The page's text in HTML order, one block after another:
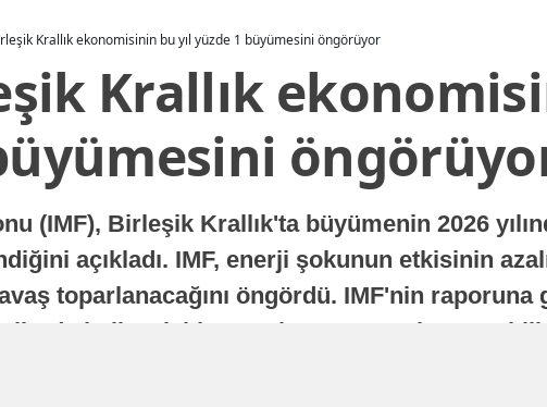
Krallık ekonomisinin bu yıl yüzde 1 büyümesini öngörüyor
Krallık
(IMF), Birleşik Krallık'ta büyümenin 2026
açıkladı. IMF, enerji şokunun etkisinin
toparlanacağını öngördü. IMF'nin raporuna
istikrarlı bir toparlanma süreci